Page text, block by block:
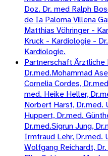
Doz. Dr. med Ralph
de Ia Paloma Villena
Matthias Vöhringer -
Kruck - Kardiologie -
Kardiologie.
Partnerschaft
Dr.med.Mohammad
Cornelia Cordes,
med. Heike Heller,
Norbert Harst, Dr.med.
Huppert, Dr.med.
Dr.med.Sigrun Jung,
Irmtraud Lehr, Dr.med.
Wolfgang Reichardt,